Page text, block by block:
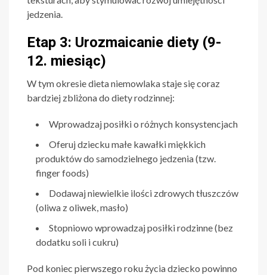
jedzenia.
Etap 3: Urozmaicanie diety (9-
12. miesiąc)
W tym okresie dieta niemowlaka staje się coraz
bardziej zbliżona do diety rodzinnej:
Wprowadzaj posiłki o różnych konsystencjach
Oferuj dziecku małe kawałki miękkich
produktów do samodzielnego jedzenia (tzw.
finger foods)
Dodawaj niewielkie ilości zdrowych tłuszczów
(oliwa z oliwek, masło)
Stopniowo wprowadzaj posiłki rodzinne (bez
dodatku soli i cukru)
Pod koniec pierwszego roku życia dziecko powinno